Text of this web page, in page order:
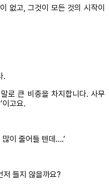
없고, 그것이 모든 것의 시작이
.
로 큰 비중을 차지합니다. 사무
이고요.
이 줄어들 텐데….’
저 들지 않을까요?